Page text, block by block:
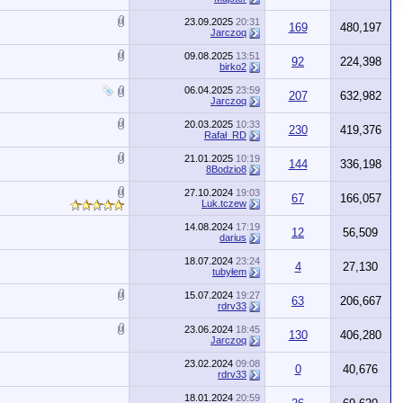
23.09.2025 20:31
Jarczoq
169 480,197
09.08.2025 13:51
birko2
92 224,398
06.04.2025 23:59
Jarczoq
207 632,982
20.03.2025 10:33
Rafał_RD
230 419,376
21.01.2025 10:19
8Bodzio8
144 336,198
27.10.2024 19:03
Luk.tczew
67 166,057
14.08.2024 17:19
darius
12 56,509
18.07.2024 23:24
tubyłem
4 27,130
15.07.2024 19:27
rdrv33
63 206,667
23.06.2024 18:45
Jarczoq
130 406,280
23.02.2024 09:08
rdrv33
0 40,676
18.01.2024 20:59